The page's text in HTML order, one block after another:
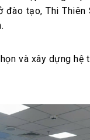
đào tạo, Thi Thiên
và xây dựng hệ